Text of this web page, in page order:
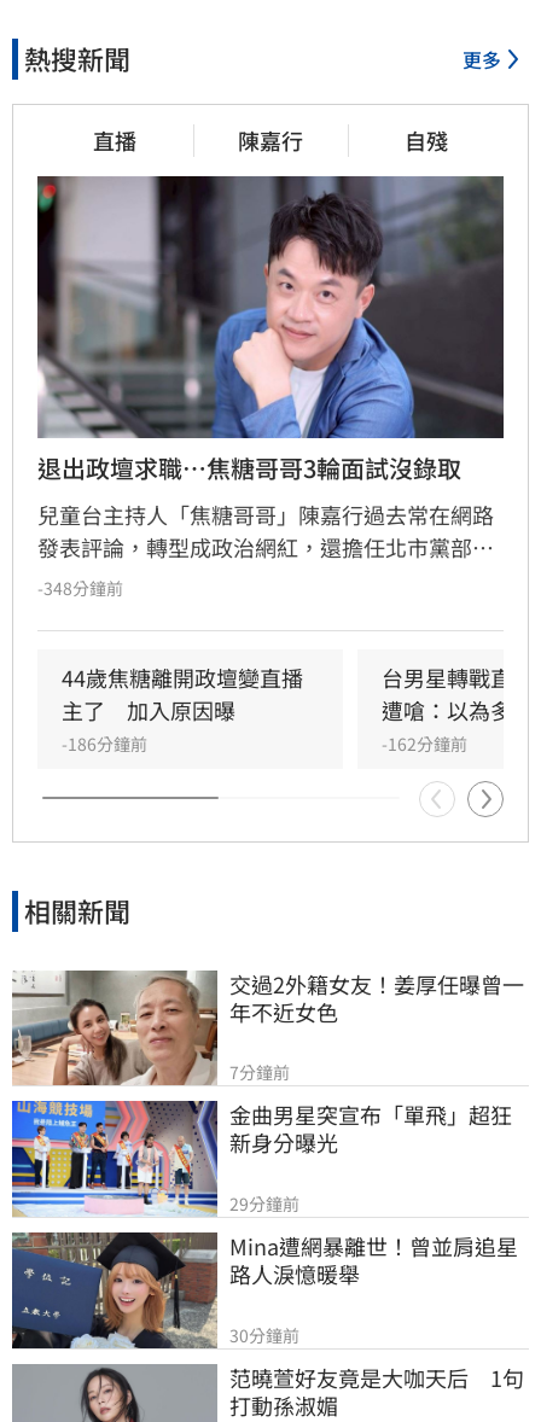
熱搜新聞 更多
直播 陳嘉行 自殘
退出政壇求職…焦糖哥哥3輪面試沒錄取
兒童台主持人「焦糖哥哥」陳嘉行過去常在網路
發表評論，轉型成政治網紅，還擔任北市黨部執
行長，並於今天5月卸下政治職務。他今（5）日
-348分鐘前
44歲焦糖離開政壇變直播
主了　加入原因曝
-186分鐘前
台男星轉戰直
遭嗆：以為多紅
-162分鐘前
相關新聞
交過2外籍女友！姜厚任曝曾一
年不近女色
7分鐘前
金曲男星突宣布「單飛」超狂
新身分曝光
29分鐘前
Mina遭網暴離世！曾並肩追星
路人淚憶暖舉
30分鐘前
范曉萱好友竟是大咖天后　1句
打動孫淑媚